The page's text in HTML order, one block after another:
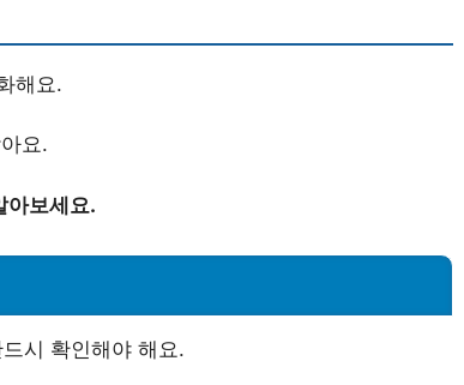
해요.
요.
아보세요.
시 확인해야 해요.